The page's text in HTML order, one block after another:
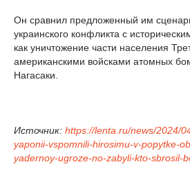
Он сравнил предложенный им
украинского конфликта с
как уничтожение части населения
американскими войсками атомных
Нагасаки.
Источник: https://lenta.ru/news/2024/
yaponii-vspomnili-hirosimu-v-popytke-
yadernoy-ugroze-no-zabyli-kto-sbrosil-